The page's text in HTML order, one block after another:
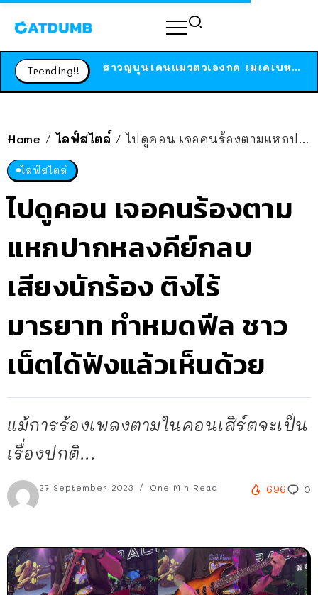
Trending!! ได้เวลาเด็กหนวดรวมตัว RF Online Next เปิดให้เล่นแล้ว เกม Sci-Fi MMORPG ระดับตำนาน เล่นได้ทั้งมือถือและ PC
Home / ไลฟ์สไตล์ / ไปดูคอน เจอคนร้องตามแหกปากหลงคีย์กลบเสียงนักร้อง ติงไร้มารยาท ทำหมดฟีล ชาวเน็ตได้ฟังแล้วเห็นด้วย
ไลฟ์สไตล์
ไปดูคอน เจอคนร้องตาม
แหกปากหลงคีย์กลบ
เสียงนักร้อง ติงไร้
มารยาท ทำหมดฟีล ชาว
เน็ตได้ฟังแล้วเห็นด้วย
แม้การร้องเพลงตามในคอนเสิร์ตจะเป็น
เรื่องปกติ...
27 September 2023 One Min Read 696 0